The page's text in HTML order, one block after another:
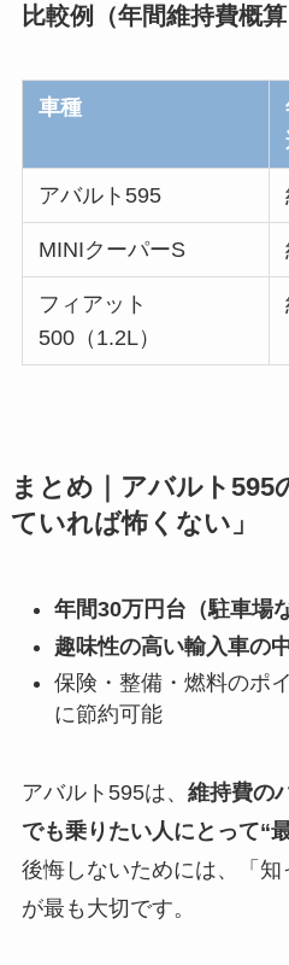
比較例（年間維持費概算
車種
アバルト595
MINIクーパーS
フィアット
500（1.2L）
まとめ｜アバルト595
ていれば怖くない」
年間30万円台（駐車場
趣味性の高い輸入車の
保険・整備・燃料のポ
に節約可能
アバルト595は、 維持費の
でも乗りたい人にとって“
後悔しないためには、「知
が最も大切です。